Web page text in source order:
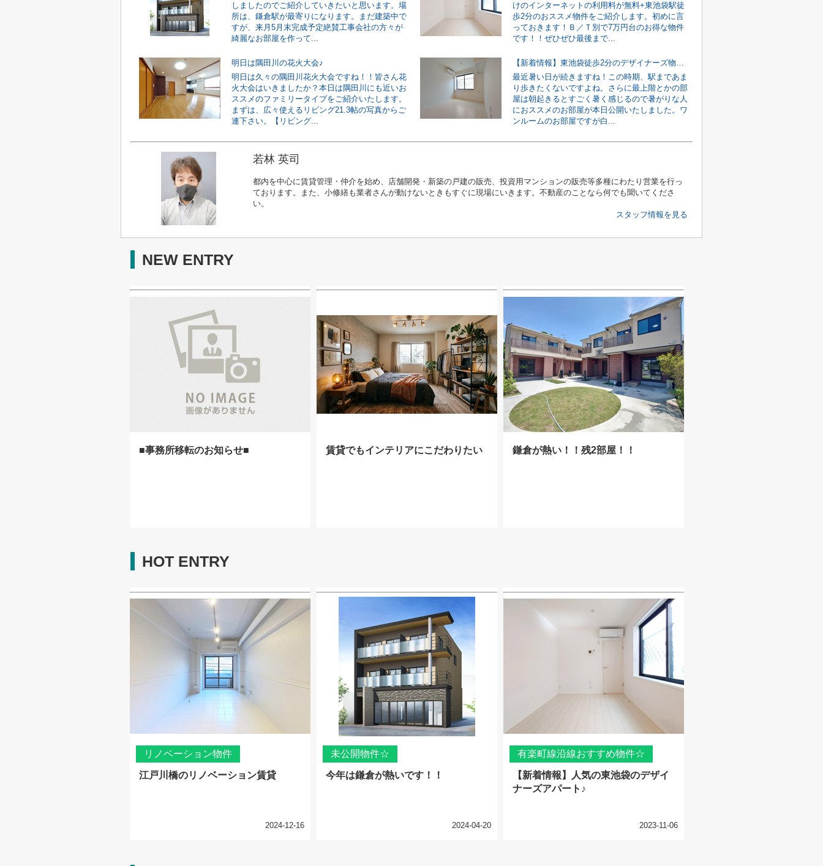
しましたのでご紹介していきたいと思います。場
所は、鎌倉駅が最寄りになります。まだ建築中で
すが、来月5月末完成予定絶賛工事会社の方々が
綺麗なお部屋を作って...
けのインターネットの利用料が無料+東池袋駅徒
歩2分のおススメ物件をご紹介します。初めに言
っておきます！Ｂ／Ｔ別で7万円台のお得な物件
です！！ぜひぜひ最後まで...
明日は隅田川の花火大会♪
明日は久々の隅田川花火大会ですね！！皆さん花
火大会はいきましたか？本日は隅田川にも近いお
ススメのファミリータイプをご紹介いたします。
まずは、広々使えるリビング21.3帖の写真からご
連下さい。【リビング...
【新着情報】東池袋徒歩2分のデザイナーズ物件！！
最近暑い日が続きますね！この時期、駅まであま
り歩きたくないですよね。さらに最上階とかの部
屋は朝起きるとすごく暑く感じるので暑がりな人
におススメのお部屋が本日公開いたしました。ワ
ンルームのお部屋ですが白...
若林 英司
都内を中心に賃貸管理・仲介を始め、店舗開発・新築の戸建の販売、投資用マンションの販売等多種にわたり営業を行っ
ております。また、小修繕も業者さんが動けないときもすぐに現場にいきます。不動産のことなら何でも聞いてくださ
い。
スタッフ情報を見る
NEW ENTRY
■事務所移転のお知らせ■ 賃貸でもインテリアにこだわりたい 鎌倉が熱い！！残2部屋！！
HOT ENTRY
リノベーション物件
江戸川橋のリノベーション賃貸
2024-12-16
未公開物件☆
今年は鎌倉が熱いです！！
2024-04-20
有楽町線沿線おすすめ物件☆
【新着情報】人気の東池袋のデザイ
ナーズアパート♪
2023-11-06